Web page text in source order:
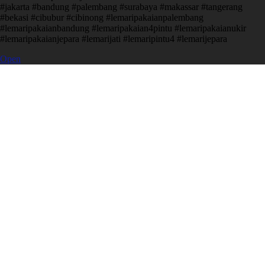
#jakarta #bandung #palembang #surabaya #makassar #tangerang
#bekasi #cibubur #cibinong #lemaripakaianpalembang
#lemaripakaianbandung #lemaripakaian4pintu #lemaripakaianukir
#lemaripakaianjepara #lemarijati #lemaripintu4 #lemarijepara
Open